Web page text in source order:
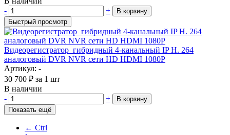
-
+
В корзину
Быстрый просмотр
Видеорегистратор гибридный 4-канальный IP H. 264
аналоговый DVR NVR сети HD HDMI 1080P
Артикул: -
30 700 ₽ за 1 шт
В наличии
-
+
В корзину
Показать ещё
← Ctrl